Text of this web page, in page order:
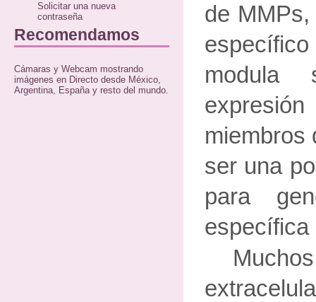
Solicitar una nueva
contraseña
Recomendamos
Cámaras y Webcam mostrando
imágenes en Directo desde México,
Argentina, España y resto del mundo.
de
modula
miembros
ser una
para
específica